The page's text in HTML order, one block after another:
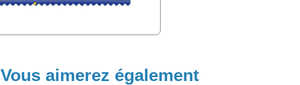
Vous aimerez également